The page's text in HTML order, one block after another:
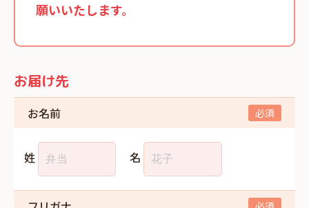
願いいたします。
お届け先
お名前
姓 名